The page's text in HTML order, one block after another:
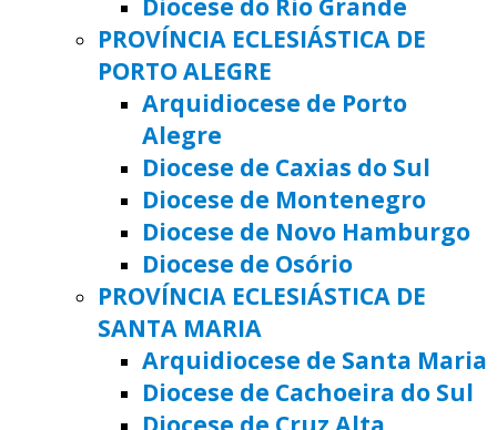
PROVÍNCIA ECLESIÁSTICA DE
PORTO ALEGRE
Arquidiocese de Porto
Alegre
Diocese de Caxias do Sul
Diocese de Montenegro
Diocese de Novo Hamburgo
Diocese de Osório
PROVÍNCIA ECLESIÁSTICA DE
SANTA MARIA
Arquidiocese de Santa Maria
Diocese de Cachoeira do Sul